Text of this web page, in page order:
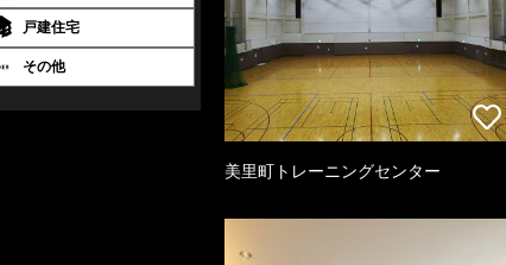
戸建住宅
その他
美里町トレーニングセンター